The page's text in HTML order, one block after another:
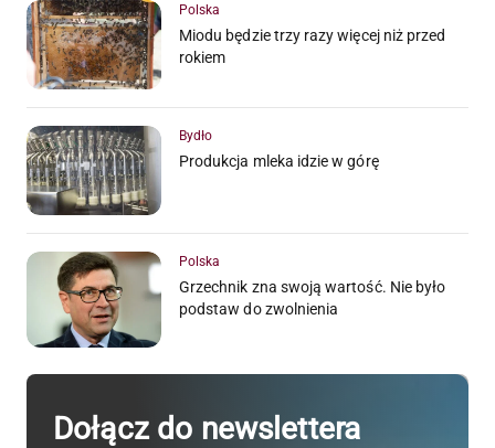
Polska
Miodu będzie trzy razy więcej niż przed
rokiem
Bydło
Produkcja mleka idzie w górę
Polska
Grzechnik zna swoją wartość. Nie było
podstaw do zwolnienia
Dołącz do newslettera